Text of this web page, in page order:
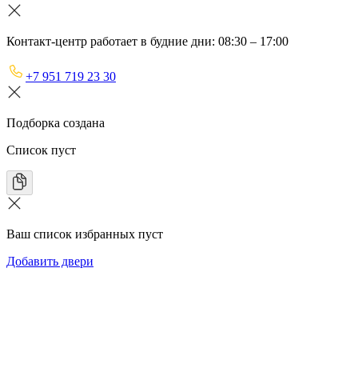
Контакт-центр работает в будние дни: 08:30 – 17:00
+7 951 719 23 30
Подборка создана
Список пуст
Ваш список избранных пуст
Добавить двери